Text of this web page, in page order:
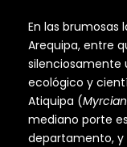
En las brumosas
Arequipa, entre
silenciosamente
ecológico y
Atiquipa (
mediano porte
departamento,